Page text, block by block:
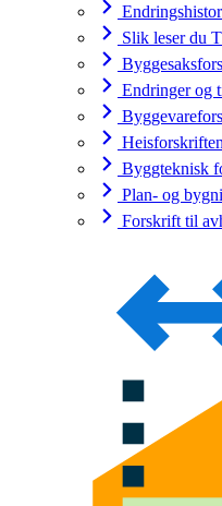
Slik leser du
Endringer og
Heisforskriften
Byggteknisk
Plan- og
Forskrift til